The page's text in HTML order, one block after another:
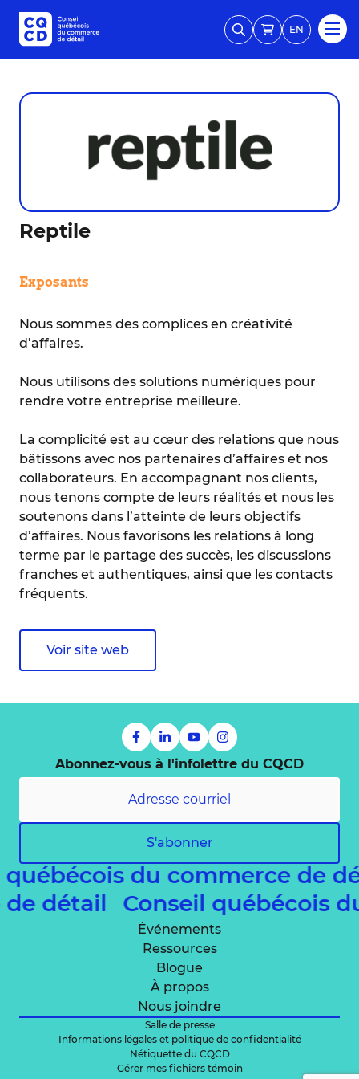
EN
Reptile
Exposants
Nous sommes des complices en créativité
d’affaires.
Nous utilisons des solutions numériques pour
rendre votre entreprise meilleure.
La complicité est au cœur des relations que nous
bâtissons avec nos partenaires d’affaires et nos
collaborateurs. En accompagnant nos clients,
nous tenons compte de leurs réalités et nous les
soutenons dans l’atteinte de leurs objectifs
d’affaires. Nous favorisons les relations à long
terme par le partage des succès, les discussions
franches et authentiques, ainsi que les contacts
fréquents.
Voir site web
Abonnez-vous à l'infolettre du CQCD
S'abonner
québécois du commerce de
de détail
Conseil québécois
Événements
Ressources
Blogue
À propos
Nous joindre
Salle de presse
Informations légales et politique de confidentialité
Nétiquette du CQCD
Gérer mes fichiers témoin